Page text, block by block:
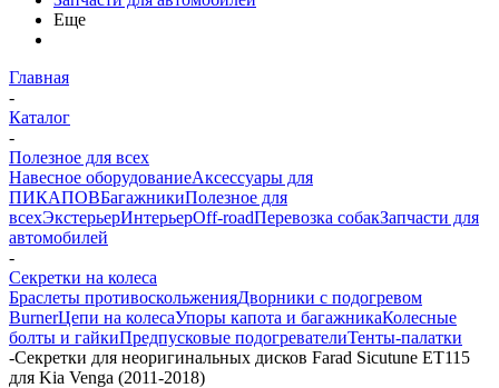
Еще
Главная
-
Каталог
-
Полезное для всех
Навесное оборудованиеАксессуары для
ПИКАПОВБагажникиПолезное для
всехЭкстерьерИнтерьерOff-roadПеревозка собакЗапчасти для
автомобилей
-
Секретки на колеса
Браслеты противоскольженияДворники с подогревом
BurnerЦепи на колесаУпоры капота и багажникаКолесные
болты и гайкиПредпусковые подогревателиТенты-палатки
-Секретки для неоригинальных дисков Farad Sicutune ET115
для Kia Venga (2011-2018)